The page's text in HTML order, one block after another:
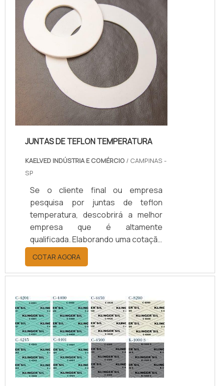
sólidos como restos de cimento,
areia e pedra, que comprometem
seriamente a resistê...
JUNTAS DE TEFLON TEMPERATURA
KAELVED INDÚSTRIA E COMÉRCIO / CAMPINAS -
SP
Se o cliente final ou empresa
pesquisa por juntas de teflon
temperatura, descobrirá a melhor
empresa que é altamente
qualificada. Elaborando uma cotação
por meio da plataforma e
descobrindo a melhor referência do
mercado.Sim, aqui é o lugar certo!
temperatura, com os colaboradores
da kaelved obterá excelente custo-
benefício com assessoria técnica
especializada.UM POUCO MAIS
SOBRE JUNTAS DE TEFLON
TEMPERA...
COTAR AGORA